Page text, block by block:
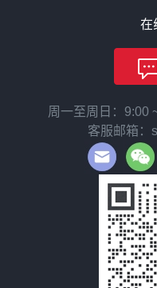
在
周一至周日：9:00
客服邮箱：